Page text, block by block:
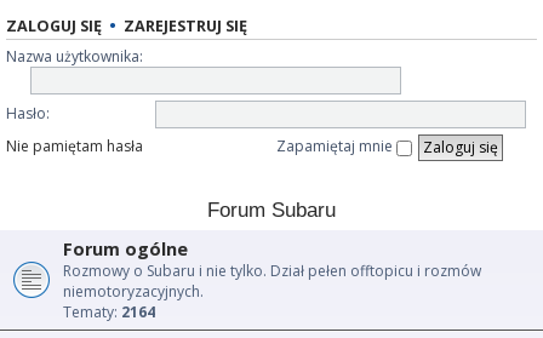
ZALOGUJ SIĘ • ZAREJESTRUJ SIĘ
Nazwa użytkownika:
Hasło:
Nie pamiętam hasła
Zapamiętaj mnie
Forum Subaru
Forum ogólne
Rozmowy o Subaru i nie tylko. Dział pełen offtopicu i rozmów
niemotoryzacyjnych.
Tematy: 2164